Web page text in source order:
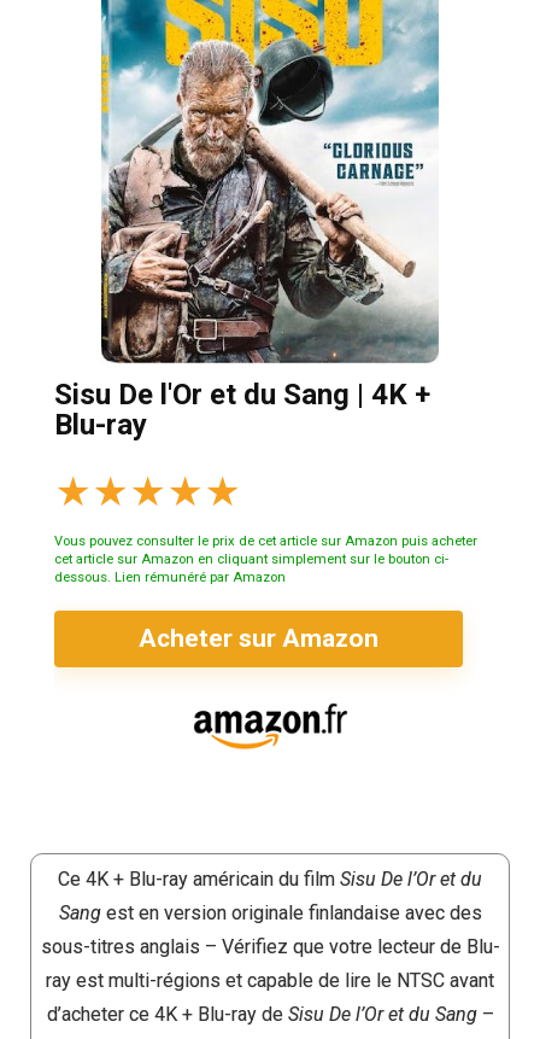
Sisu De l'Or et du Sang | 4K +
Blu-ray
★★★★★
Vous pouvez consulter le prix de cet article sur Amazon puis acheter
cet article sur Amazon en cliquant simplement sur le bouton ci-
dessous. Lien rémunéré par Amazon
Acheter sur Amazon
Ce 4K + Blu-ray américain du film Sisu De l’Or et du
Sangest en version originale finlandaise avec des
sous-titres anglais – Vérifiez que votre lecteur de Blu-
ray est multi-régions et capable de lire le NTSC avant
d’acheter ce 4K + Blu-ray de Sisu De l’Or et du Sang–